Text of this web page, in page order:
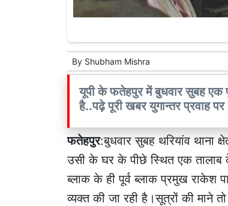
By Shubham Mishra
यूपी के फतेहपुर में बुधवार सुबह एक
है..पढ़े पूरी खबर युगान्तर प्रवाह
फतेहपुर:बुधवार सुबह थरियांव
उसी के घर के पीछे स्थित एक तालाब
ब्लाक के ही पूर्व ब्लाक प्रमुख राकेश
व्यक्त की जा रही है।सूत्रों की माने